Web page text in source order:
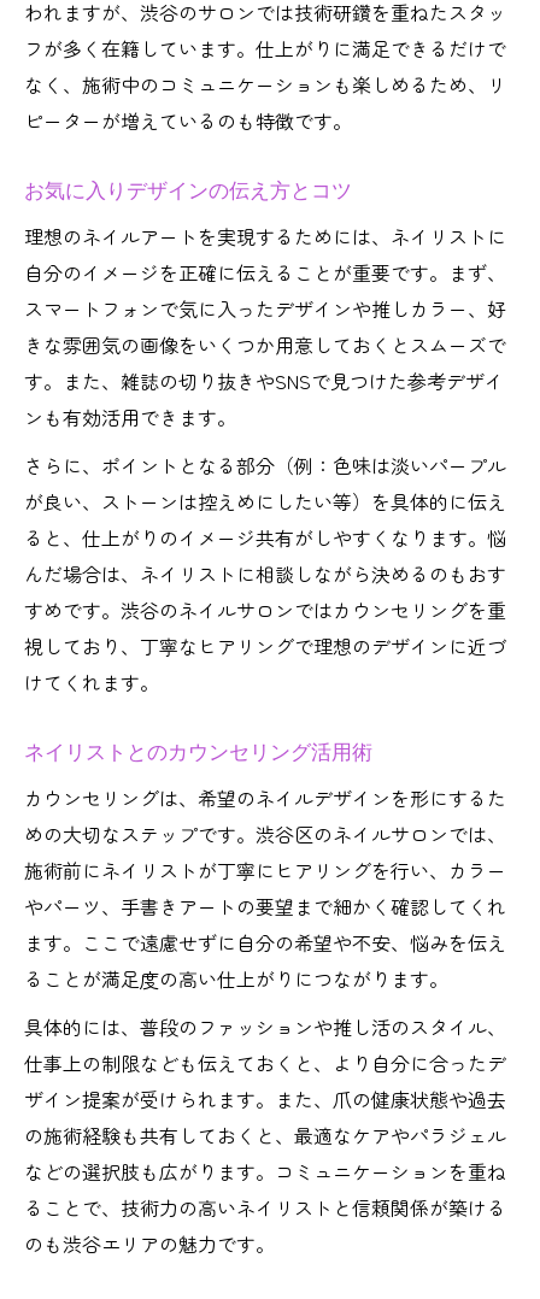
われますが、渋谷のサロンでは技術研鑽を重ねたスタッ
フが多く在籍しています。仕上がりに満足できるだけで
なく、施術中のコミュニケーションも楽しめるため、リ
ピーターが増えているのも特徴です。
お気に入りデザインの伝え方とコツ
理想のネイルアートを実現するためには、ネイリストに
自分のイメージを正確に伝えることが重要です。まず、
スマートフォンで気に入ったデザインや推しカラー、好
きな雰囲気の画像をいくつか用意しておくとスムーズで
す。また、雑誌の切り抜きやSNSで見つけた参考デザイ
ンも有効活用できます。
さらに、ポイントとなる部分（例：色味は淡いパープル
が良い、ストーンは控えめにしたい等）を具体的に伝え
ると、仕上がりのイメージ共有がしやすくなります。悩
んだ場合は、ネイリストに相談しながら決めるのもおす
すめです。渋谷のネイルサロンではカウンセリングを重
視しており、丁寧なヒアリングで理想のデザインに近づ
けてくれます。
ネイリストとのカウンセリング活用術
カウンセリングは、希望のネイルデザインを形にするた
めの大切なステップです。渋谷区のネイルサロンでは、
施術前にネイリストが丁寧にヒアリングを行い、カラー
やパーツ、手書きアートの要望まで細かく確認してくれ
ます。ここで遠慮せずに自分の希望や不安、悩みを伝え
ることが満足度の高い仕上がりにつながります。
具体的には、普段のファッションや推し活のスタイル、
仕事上の制限なども伝えておくと、より自分に合ったデ
ザイン提案が受けられます。また、爪の健康状態や過去
の施術経験も共有しておくと、最適なケアやパラジェル
などの選択肢も広がります。コミュニケーションを重ね
ることで、技術力の高いネイリストと信頼関係が築ける
のも渋谷エリアの魅力です。